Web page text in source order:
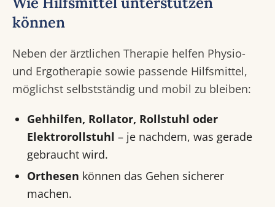
können
Neben der ärztlichen Therapie helfen Physio-
und Ergotherapie sowie passende Hilfsmittel,
möglichst selbstständig und mobil zu bleiben:
Gehhilfen, Rollator, Rollstuhl oder
Elektrorollstuhl – je nachdem, was gerade
gebraucht wird.
Orthesen können das Gehen sicherer
machen.